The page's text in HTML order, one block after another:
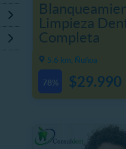
Limpieza
Completa
5.6 km, Ñuñoa
78% $29.990